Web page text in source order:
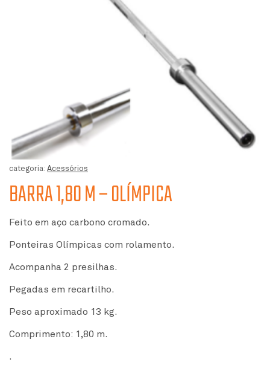
categoria: Acessórios
BARRA 1,80 M – OLÍMPICA
Feito em aço carbono cromado.
Ponteiras Olímpicas com rolamento.
Acompanha 2 presilhas.
Pegadas em recartilho.
Peso aproximado 13 kg.
Comprimento: 1,80 m.
.